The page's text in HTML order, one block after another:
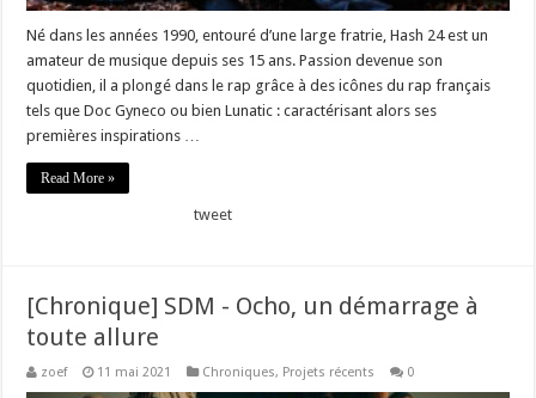
Né dans les années 1990, entouré d’une large fratrie, Hash 24 est un
amateur de musique depuis ses 15 ans. Passion devenue son
quotidien, il a plongé dans le rap grâce à des icônes du rap français
tels que Doc Gyneco ou bien Lunatic : caractérisant alors ses
premières inspirations …
Read More »
tweet
[Chronique] SDM - Ocho, un démarrage à
toute allure
zoef 11 mai 2021 Chroniques, Projets récents 0